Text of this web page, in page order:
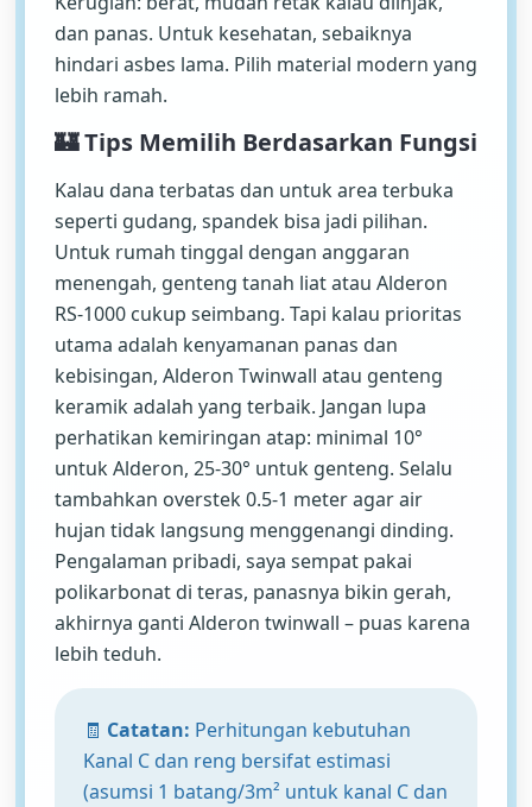
dan panas. Untuk kesehatan, sebaiknya
hindari asbes lama. Pilih material modern yang
lebih ramah.
🏰 Tips Memilih Berdasarkan Fungsi
Kalau dana terbatas dan untuk area terbuka
seperti gudang, spandek bisa jadi pilihan.
Untuk rumah tinggal dengan anggaran
menengah, genteng tanah liat atau Alderon
RS-1000 cukup seimbang. Tapi kalau prioritas
utama adalah kenyamanan panas dan
kebisingan, Alderon Twinwall atau genteng
keramik adalah yang terbaik. Jangan lupa
perhatikan kemiringan atap: minimal 10°
untuk Alderon, 25-30° untuk genteng. Selalu
tambahkan overstek 0.5-1 meter agar air
hujan tidak langsung menggenangi dinding.
Pengalaman pribadi, saya sempat pakai
polikarbonat di teras, panasnya bikin gerah,
akhirnya ganti Alderon twinwall – puas karena
lebih teduh.
🧾 Catatan: Perhitungan kebutuhan
Kanal C dan reng bersifat estimasi
(asumsi 1 batang/3m² untuk kanal C dan